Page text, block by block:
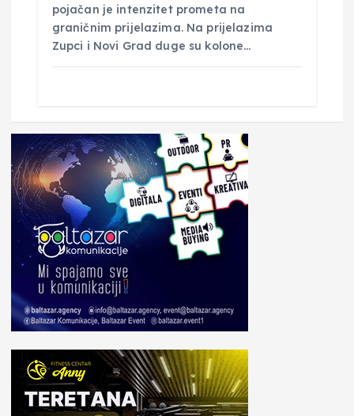
pojačan je intenzitet prometa na
graničnim prijelazima. Na prijelazima
Zupci i Novi Grad duge su kolone…